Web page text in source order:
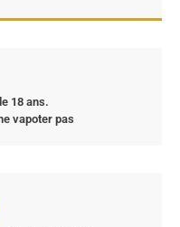
18 ans.
vapoter pas